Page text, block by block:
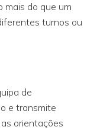
mais do que um
turnos ou
de
e transmite
orientações